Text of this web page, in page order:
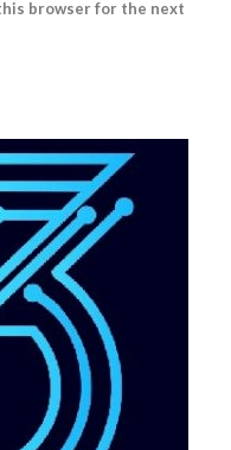
browser for the next